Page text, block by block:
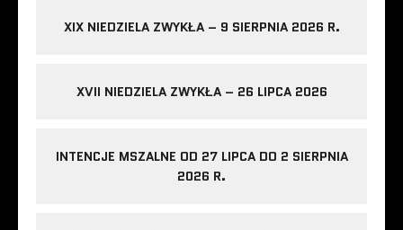
XIX NIEDZIELA ZWYKŁA – 9 SIERPNIA 2026 R.
XVII NIEDZIELA ZWYKŁA – 26 LIPCA 2026
INTENCJE MSZALNE OD 27 LIPCA DO 2 SIERPNIA
2026 R.